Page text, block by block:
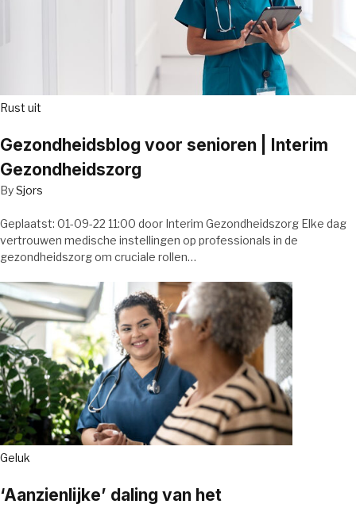
Rust uit
Gezondheidsblog voor senioren | Interim
Gezondheidszorg
BySjors
Geplaatst: 01-09-22 11:00 door Interim Gezondheidszorg Elke dag
vertrouwen medische instellingen op professionals in de
gezondheidszorg om cruciale rollen…
Geluk
‘Aanzienlijke’ daling van het